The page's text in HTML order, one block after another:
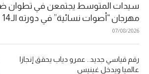
سيدات المتوسط يجتمعن في تطوان
مهرجان “أصوات نسائية” في دورته الـ14
07/08/2026
رقم قياسي جديد.. عمرو دياب يحقق إنجازا
عالميا ويدخل غينيس